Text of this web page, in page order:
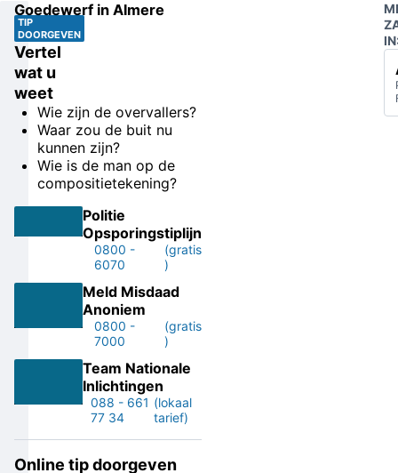
TIP
DOORGEVEN
Vertel
wat u
weet
Wie zijn de overvallers?
Waar zou de buit nu
kunnen zijn?
Wie is de man op de
compositietekening?
Politie
Opsporingstiplijn
0800 -
6070
(gratis
)
Meld Misdaad
Anoniem
0800 -
7000
(gratis
)
Team Nationale
Inlichtingen
088 - 661
77 34
(lokaal
tarief)
Online tip doorgeven
Goedewerf in Almere